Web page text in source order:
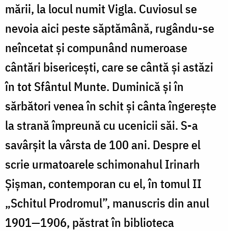
mării, la locul numit Vigla. Cuviosul se
nevoia aici peste săptămână, rugându-se
neîncetat și compunând numeroase
cântări bisericești, care se cântă și astăzi
în tot Sfântul Munte. Duminică şi în
sărbători venea în schit şi cânta îngerește
la strană împreună cu ucenicii săi. S-a
savârșit la vârsta de 100 ani. Despre el
scrie urmatoarele schimonahul Irinarh
Șișman, contemporan cu el, în tomul II
„Schitul Prodromul”, manuscris din anul
1901—1906, păstrat în biblioteca